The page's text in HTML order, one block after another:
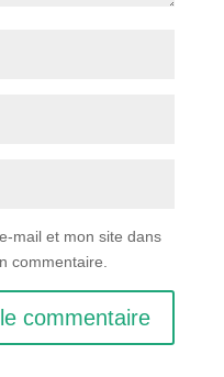
mail et mon site dans
commentaire.